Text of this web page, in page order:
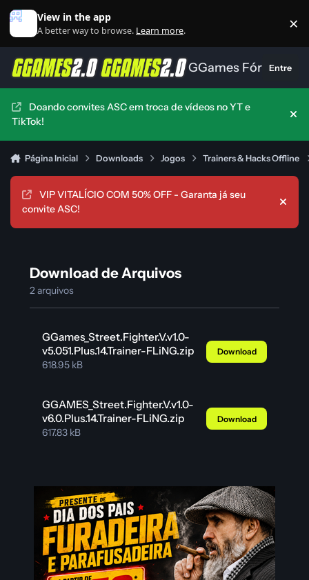
Ir para conteúdo
View in the app
A better way to browse. Learn more. ×
GGames FórumEntre
Doando convites ASC em troca de vídeos no YT e
TikTok!
Página Inicial Downloads Jogos Trainers & Hacks Offline
VIP VITALÍCIO COM 50% OFF - Garanta já seu
convite ASC!
Hide
Download de Arquivos
2 arquivos
GGames_Street.Fighter.V.v1.0-
v5.051.Plus.14.Trainer-FLiNG.zip
618.95 kB
Download
GGAMES_Street.Fighter.V.v1.0-
v6.0.Plus.14.Trainer-FLiNG.zip
617.83 kB
Download